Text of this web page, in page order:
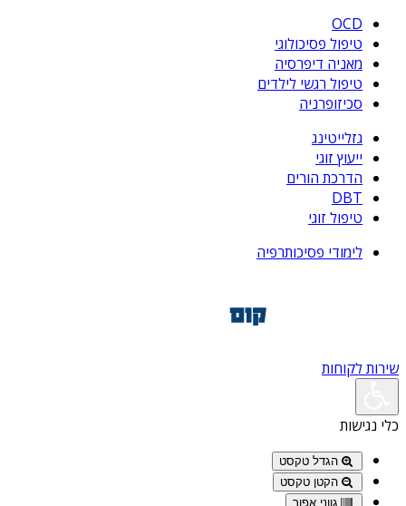
OCD
טיפול פסיכולוגי
מאניה דיפרסיה
טיפול רגשי לילדים
סכיזופרניה
גזלייטינג
ייעוץ זוגי
הדרכת הורים
DBT
טיפול זוגי
לימודי פסיכותרפיה
שירות לקוחות
כלי נגישות
הגדל טקסט
הקטן טקסט
גווני אפור